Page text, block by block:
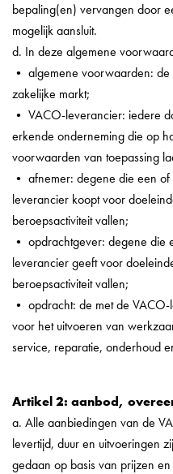
bepaling(en) vervangen door
mogelijk aansluit.
d. In deze algemene
• algemene voorwaarden:
zakelijke markt;
• VACO-leverancier: iedere
erkende onderneming die op
voorwaarden van toepassing
• afnemer: degene die een
leverancier koopt voor
beroepsactiviteit vallen;
• opdrachtgever: degene die
leverancier geeft voor
beroepsactiviteit vallen;
• opdracht: de met de
voor het uitvoeren van
service, reparatie, onderhoud
Artikel 2: aanbod,
a. Alle aanbiedingen van de
levertijd, duur en uitvoeringen
gedaan op basis van prijzen